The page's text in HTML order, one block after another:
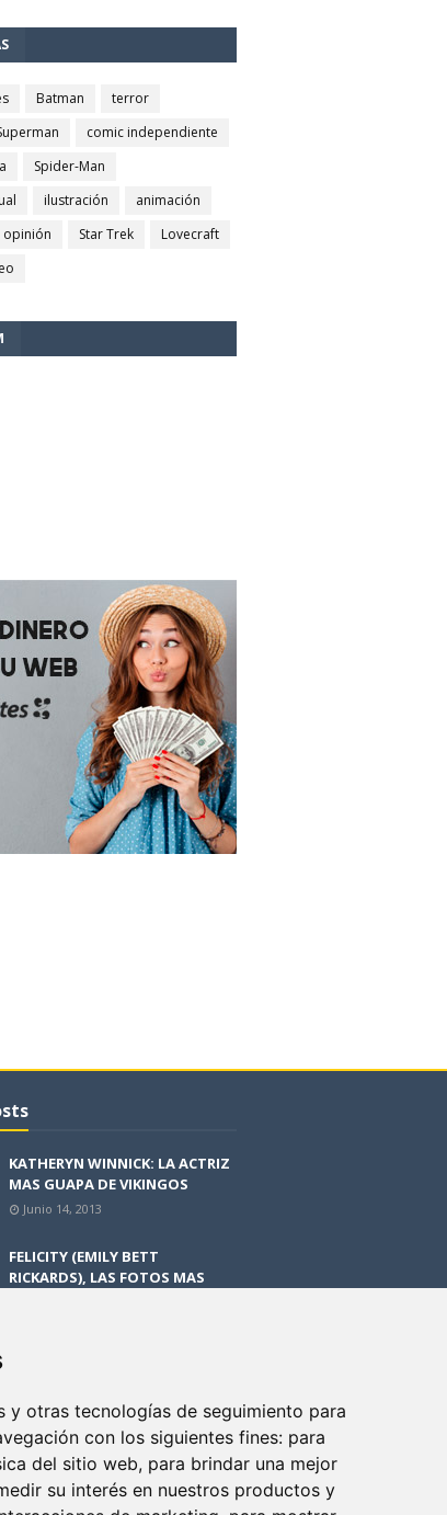
y otras tecnologías de seguimiento para
con los siguientes fines: para
del sitio web, para brindar una mejor
su interés en nuestros productos y
Batman
terror
comic independiente
Spider-Man
ilustración
animación
opinión Star Trek
Lovecraft
KATHERYN WINNICK: LA ACTRIZ
MAS GUAPA DE VIKINGOS
Junio 14, 2013
FELICITY (EMILY BETT
RICKARDS), LAS FOTOS MAS
HISTORIA. EPISODIO 3. LA
CRITICA
Mayo 17, 2012